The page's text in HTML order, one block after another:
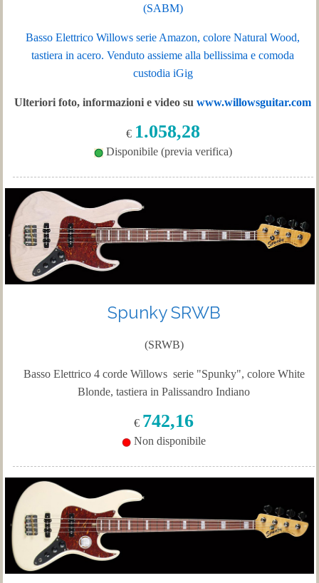
(SABM)
Basso Elettrico Willows serie Amazon, colore Natural Wood,
tastiera in acero.Venduto assieme alla bellissima ecomoda
custodia iGig
Ulteriori foto, informazioni e video suwww.willowsguitar.com
€ 1.058,28
Disponibile (previa verifica)
Spunky SRWB
(SRWB)
Basso Elettrico 4 corde Willows serie "Spunky", colore White
Blonde, tastiera in Palissandro Indiano
€ 742,16
Non disponibile